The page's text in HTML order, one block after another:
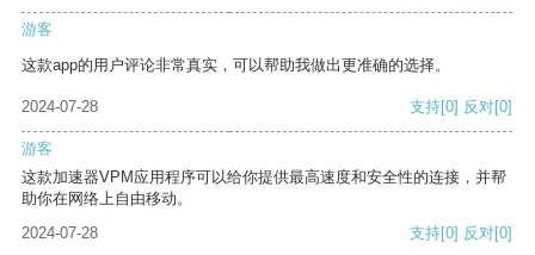
游客
这款app的用户评论非常真实，可以帮助我做出更准确的选择。
2024-07-28 支持[0] 反对[0]
游客
这款加速器VPM应用程序可以给你提供最高速度和安全性的连接，并帮
助你在网络上自由移动。
2024-07-28
支持[0] 反对[0]